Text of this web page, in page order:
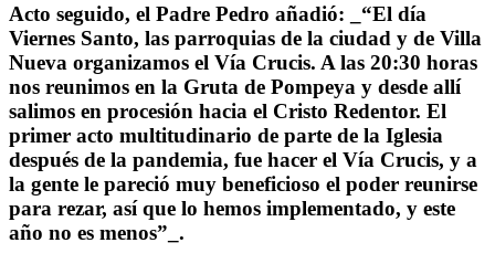
Acto seguido, el Padre Pedro añadió: _“El día
Viernes Santo, las parroquias de la ciudad y de Villa
Nueva organizamos el Vía Crucis. A las 20:30 horas
nos reunimos en la Gruta de Pompeya y desde allí
salimos en procesión hacia el Cristo Redentor. El
primer acto multitudinario de parte de la Iglesia
después de la pandemia, fue hacer el Vía Crucis, y a
la gente le pareció muy beneficioso el poder reunirse
para rezar, así que lo hemos implementado, y este
año no es menos”_.